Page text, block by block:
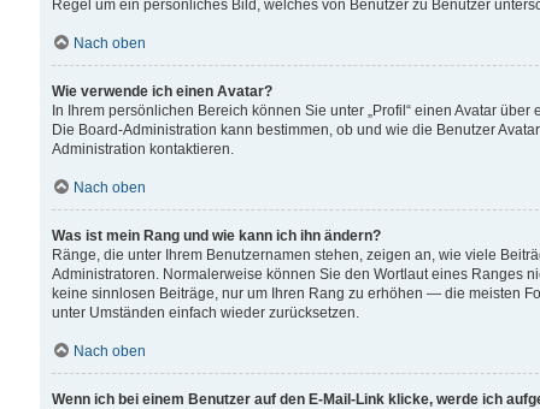
Regel um ein persönliches Bild, welches von Benutzer zu Benutzer
Nach oben
Wie verwende ich einen Avatar?
In Ihrem persönlichen Bereich können Sie unter „Profil“ einen Avatar
Die Board-Administration kann bestimmen, ob und wie die Benutzer
Administration kontaktieren.
Nach oben
Was ist mein Rang und wie kann ich ihn ändern?
Ränge, die unter Ihrem Benutzernamen stehen, zeigen an, wie viele
Administratoren. Normalerweise können Sie den Wortlaut eines Ranges
keine sinnlosen Beiträge, nur um Ihren Rang zu erhöhen — die meisten
unter Umständen einfach wieder zurücksetzen.
Nach oben
Wenn ich bei einem Benutzer auf den E-Mail-Link klicke, werde ich